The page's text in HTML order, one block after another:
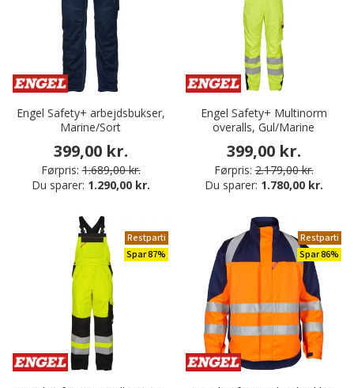
Engel Safety+ arbejdsbukser,
Marine/Sort
399,00 kr.
Førpris: 1.689,00 kr.
Du sparer: 1.290,00 kr.
Engel Safety+ Multinorm
overalls, Gul/Marine
399,00 kr.
Førpris: 2.179,00 kr.
Du sparer: 1.780,00 kr.
Restparti
Spar 87%
Restparti
Spar 86%